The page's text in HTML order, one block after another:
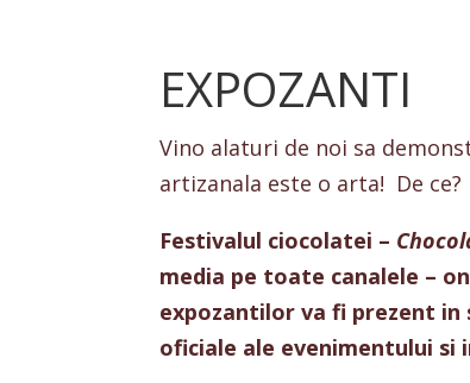
EXPOZANTI
Vino alaturi de noi sa
artizanala este o arta! De ce?
Festivalul ciocolatei –
media pe toate canalele –
expozantilor va fi prezent in
oficiale ale evenimentului si